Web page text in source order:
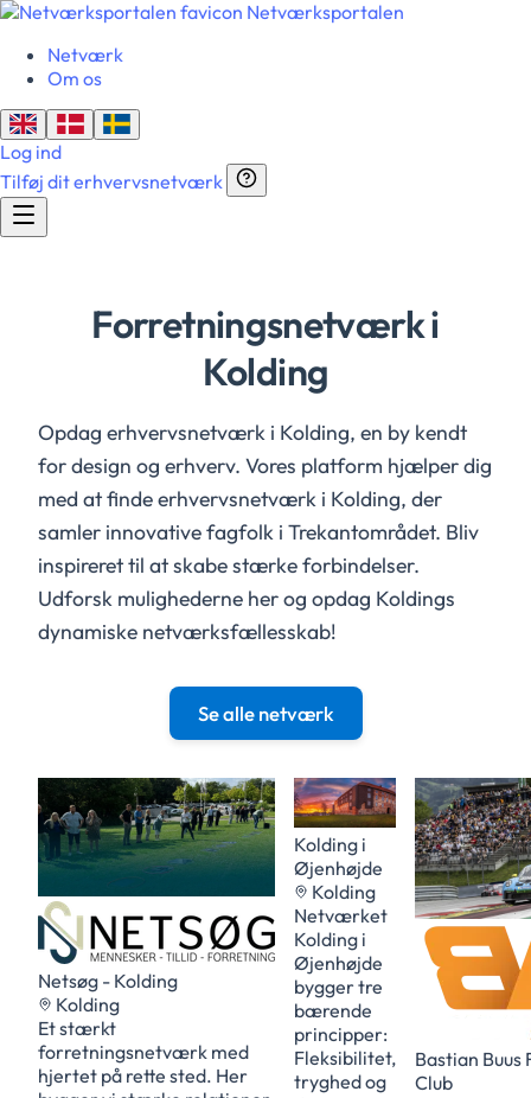
Netværksportalen
Netværk
Om os
Log ind
Tilføj dit erhvervsnetværk
Forretningsnetværk i
Kolding
Opdag erhvervsnetværk i Kolding, en by kendt
for design og erhverv. Vores platform hjælper dig
med at finde erhvervsnetværk i Kolding, der
samler innovative fagfolk i Trekantområdet. Bliv
inspireret til at skabe stærke forbindelser.
Udforsk mulighederne her og opdag Koldings
dynamiske netværksfællesskab!
Se alle netværk
Netsøg - Kolding
Kolding
Et stærkt
forretningsnetværk med
hjertet på rette sted. Her
Kolding i
Øjenhøjde
Kolding
Netværket
Kolding i
Øjenhøjde
bygger tre
bærende
principper:
Fleksibilitet,
tryghed og
Bastian Buus
Club